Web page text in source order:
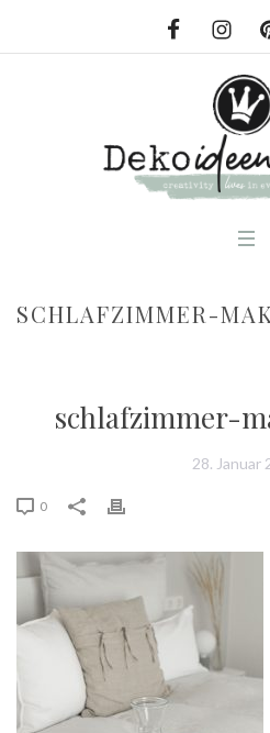
SCHLAFZIMMER-
schlafzimmer-
28. Januar
0